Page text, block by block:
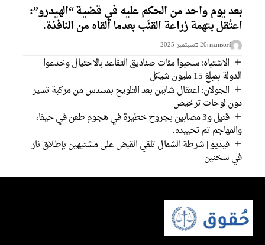
بعد يوم واحد من الحكم عليه في قضية “الهيدرو”:
اعتُقل بتهمة زراعة القنّب بعدما ألقاه من النافذة.
mansorf 20 בسبتمبر 2025
الاشتباه: سحبوا مئات صناديق التقاعد بالاحتيال وخدعوا
الدولة بمبلغ 15 مليون شيكل
الجولان: اعتقال شابين بعد التلويح بمسدس من مركبة تسير
دون لوحات ترخيص
قتيل و3 مصابين بجروح خطيرة في هجوم طعن في حيفا،
والمهاجم تم تحييده.
فيديو | شرطة الشمال تلقي القبض على مشتبهين بإطلاق نار
في سخنين